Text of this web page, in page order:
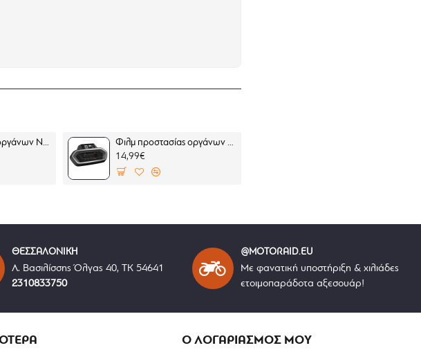
άνεση
Τζαμάκι οθόνης/οργάνων Nano glass οργάνων Yamaha X-MAX 300 23- (σετ 2 ultra clear)
Φιλμ προστασίας οργάνων Yamaha X-MAX 300 23- (σετ 2 Ultra Clear)
14,99€
ΘΕΣΣΑΛΟΝΙΚΗ
Λ. Βασιλίσσης Όλγας 40, ΤΚ 54641
2310833750
@MOTORAID.EU
Με φανατική υποστήριξη & χιλιάδες
ετοιμοπαράδοτα αξεσουάρ!
Ο ΛΟΓΑΡΙΑΣΜΟΣ ΜΟΥ